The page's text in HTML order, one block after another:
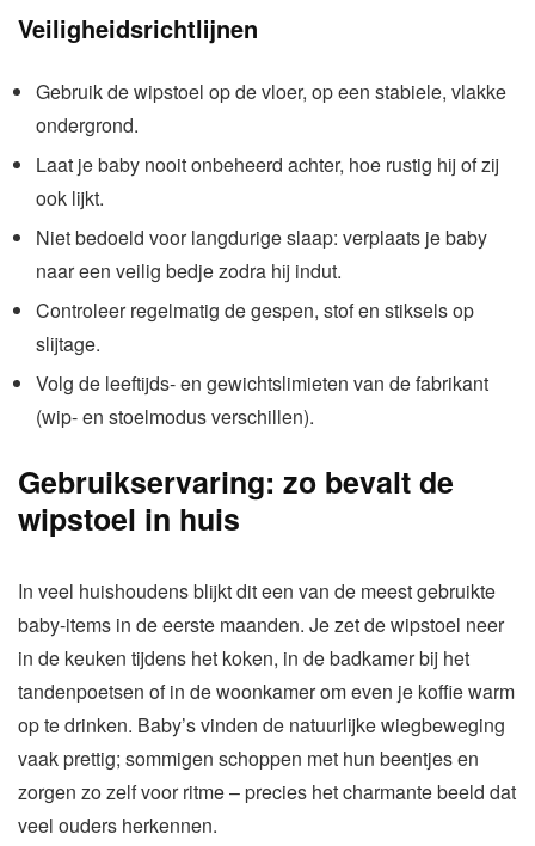
Veiligheidsrichtlijnen
Gebruik de wipstoel op de vloer, op een stabiele, vlakke
ondergrond.
Laat je baby nooit onbeheerd achter, hoe rustig hij of zij
ook lijkt.
Niet bedoeld voor langdurige slaap: verplaats je baby
naar een veilig bedje zodra hij indut.
Controleer regelmatig de gespen, stof en stiksels op
slijtage.
Volg de leeftijds- en gewichtslimieten van de fabrikant
(wip- en stoelmodus verschillen).
Gebruikservaring: zo bevalt de
wipstoel in huis
In veel huishoudens blijkt dit een van de meest gebruikte
baby-items in de eerste maanden. Je zet de wipstoel neer
in de keuken tijdens het koken, in de badkamer bij het
tandenpoetsen of in de woonkamer om even je koffie warm
op te drinken. Baby’s vinden de natuurlijke wiegbeweging
vaak prettig; sommigen schoppen met hun beentjes en
zorgen zo zelf voor ritme – precies het charmante beeld dat
veel ouders herkennen.